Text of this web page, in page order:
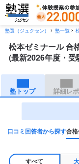
塾選（ジュクセン） 塾一覧
松本ゼミナール 合
(最新2026年度・受
塾トップ 詳細レポ
口コミ 回答者から探す合
すべて